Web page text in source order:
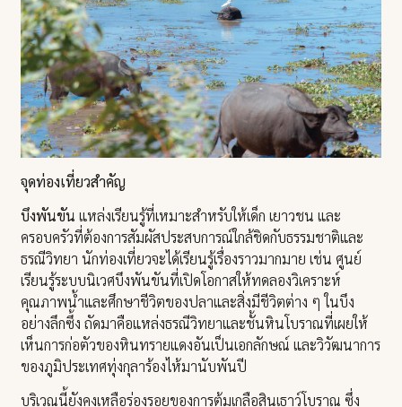
จุดท่องเที่ยวสำคัญ
บึงพันขัน แหล่งเรียนรู้ที่เหมาะสำหรับให้เด็ก เยาวชน และ
ครอบครัวที่ต้องการสัมผัสประสบการณ์ใกล้ชิดกับธรรมชาติและ
ธรณีวิทยา นักท่องเที่ยวจะได้เรียนรู้เรื่องราวมากมาย เช่น ศูนย์
เรียนรู้ระบบนิเวศบึงพันขันที่เปิดโอกาสให้ทดลองวิเคราะห์
คุณภาพน้ำและศึกษาชีวิตของปลาและสิ่งมีชีวิตต่าง ๆ ในบึง
อย่างลึกซึ้ง ถัดมาคือแหล่งธรณีวิทยาและชั้นหินโบราณที่เผยให้
เห็นการก่อตัวของหินทรายแดงอันเป็นเอกลักษณ์ และวิวัฒนาการ
ของภูมิประเทศทุ่งกุลาร้องไห้มานับพันปี
บริเวณนี้ยังคงเหลือร่องรอยของการต้มเกลือสินเธาว์โบราณ ซึ่ง